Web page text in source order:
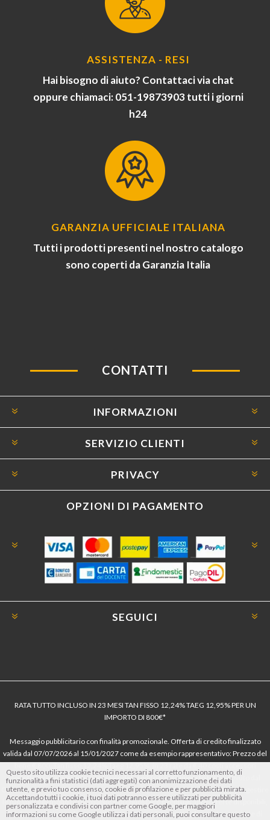
ASSISTENZA - RESI
Hai bisogno di aiuto? Contattaci via chat
oppure chiamaci: 051-19873903 tutti i giorni
h24
GARANZIA UFFICIALE ITALIANA
Tutti i prodotti presenti nel nostro catalogo
sono coperti da Garanzia Italia
CONTATTI
INFORMAZIONI
SERVIZIO CLIENTI
PRIVACY
OPZIONI DI PAGAMENTO
SEGUICI
RATA TUTTO INCLUSO IN 23 MESI TAN FISSO 12,24% TAEG 12,95% PER UN
IMPORTO DI 800€*
Messaggio pubblicitario con finalità promozionale. Offerta di credito finalizzato
valida dal 07/07/2026 al 15/01/2027 come da esempio rappresentativo: Prezzo del
bene € 800, Tan fisso 12,24% Taeg 12,95%, in 23 rate da € 40 costi accessori
dell’offerta azzerati. Importo totale del credito € 800. Importo totale dovuto dal
Consumatore € 920. Decorrenza media della prima rata a 90 giorni. Al fine di gestire
le tue spese in modo responsabile e di conoscere eventuali altre offerte disponibili,
Findomestic ti ricorda, prima di sottoscrivere il contratto, di prendere visione di
Questo sito utilizza cookie tecnici necessari al corretto funzionamento, di
funzionalità a fini statistici (dati aggregati) con anonimizzazione dei dati
utente, e previo tuo consenso, cookie di profilazione e per pubblicità mirata.
Accettando tutti i cookie, i tuoi dati potranno essere utilizzati per pubblicità
personalizzata e condivisi con partner come Google, per maggiori
informazioni su come Google utilizza i dati personali, puoi consultare questo